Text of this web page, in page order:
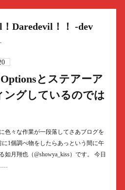
！Daredevil！！ -dev
とステアーア
ングしているのでは
色々な作業が一段落してさあブログを
1個調べ物をしたらあっという間に午
如月翔也（@showya_kiss）です。 今日